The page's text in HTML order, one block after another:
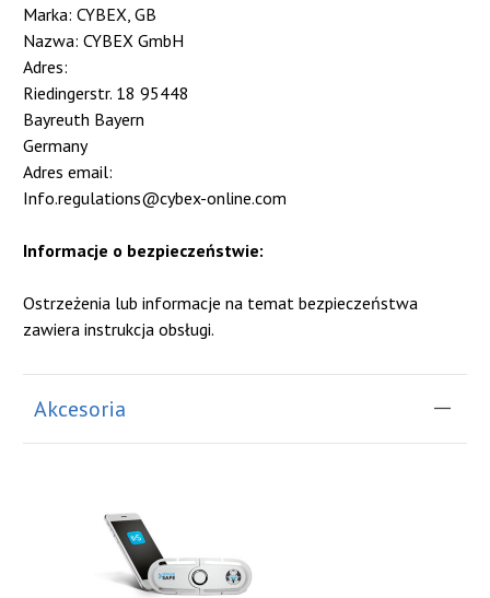
Marka: CYBEX, GB
Nazwa: CYBEX GmbH
Adres:
Riedingerstr. 18 95448
Bayreuth Bayern
Germany
Adres email:
Info.regulations@cybex-online.com
Informacje o bezpieczeństwie:
Ostrzeżenia lub informacje na temat bezpieczeństwa
zawiera instrukcja obsługi.
Akcesoria